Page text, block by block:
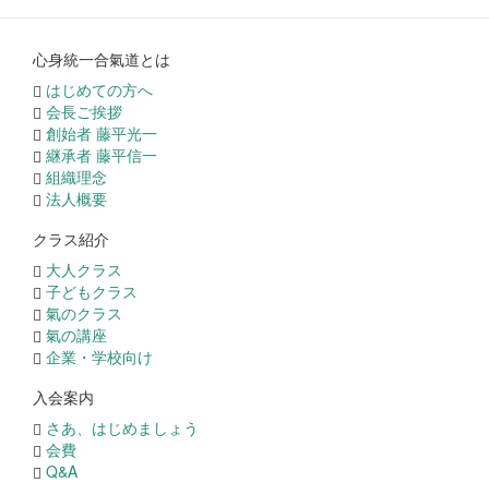
心身統一合氣道とは
はじめての方へ
会長ご挨拶
創始者 藤平光一
継承者 藤平信一
組織理念
法人概要
クラス紹介
大人クラス
子どもクラス
氣のクラス
氣の講座
企業・学校向け
入会案内
さあ、はじめましょう
会費
Q&A